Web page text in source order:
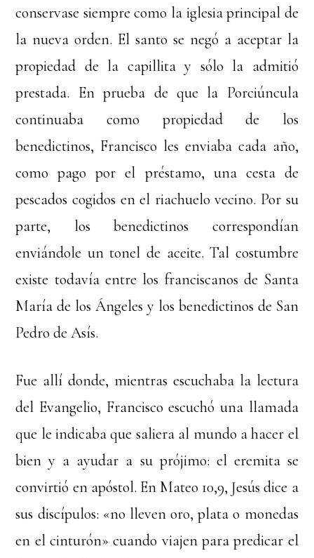
conservase siempre como la iglesia principal de
la nueva orden. El santo se negó a aceptar la
propiedad de la capillita y sólo la admitió
prestada. En prueba de que la Porciúncula
continuaba como propiedad de los
benedictinos, Francisco les enviaba cada año,
como pago por el préstamo, una cesta de
pescados cogidos en el riachuelo vecino. Por su
parte, los benedictinos correspondían
enviándole un tonel de aceite. Tal costumbre
existe todavía entre los franciscanos de Santa
María de los Ángeles y los benedictinos de San
Pedro de Asís.
Fue allí donde, mientras escuchaba la lectura
del Evangelio, Francisco escuchó una llamada
que le indicaba que saliera al mundo a hacer el
bien y a ayudar a su prójimo: el eremita se
convirtió en apóstol. En Mateo 10,9, Jesús dice a
sus discípulos: «no lleven oro, plata o monedas
en el cinturón» cuando viajen para predicar el